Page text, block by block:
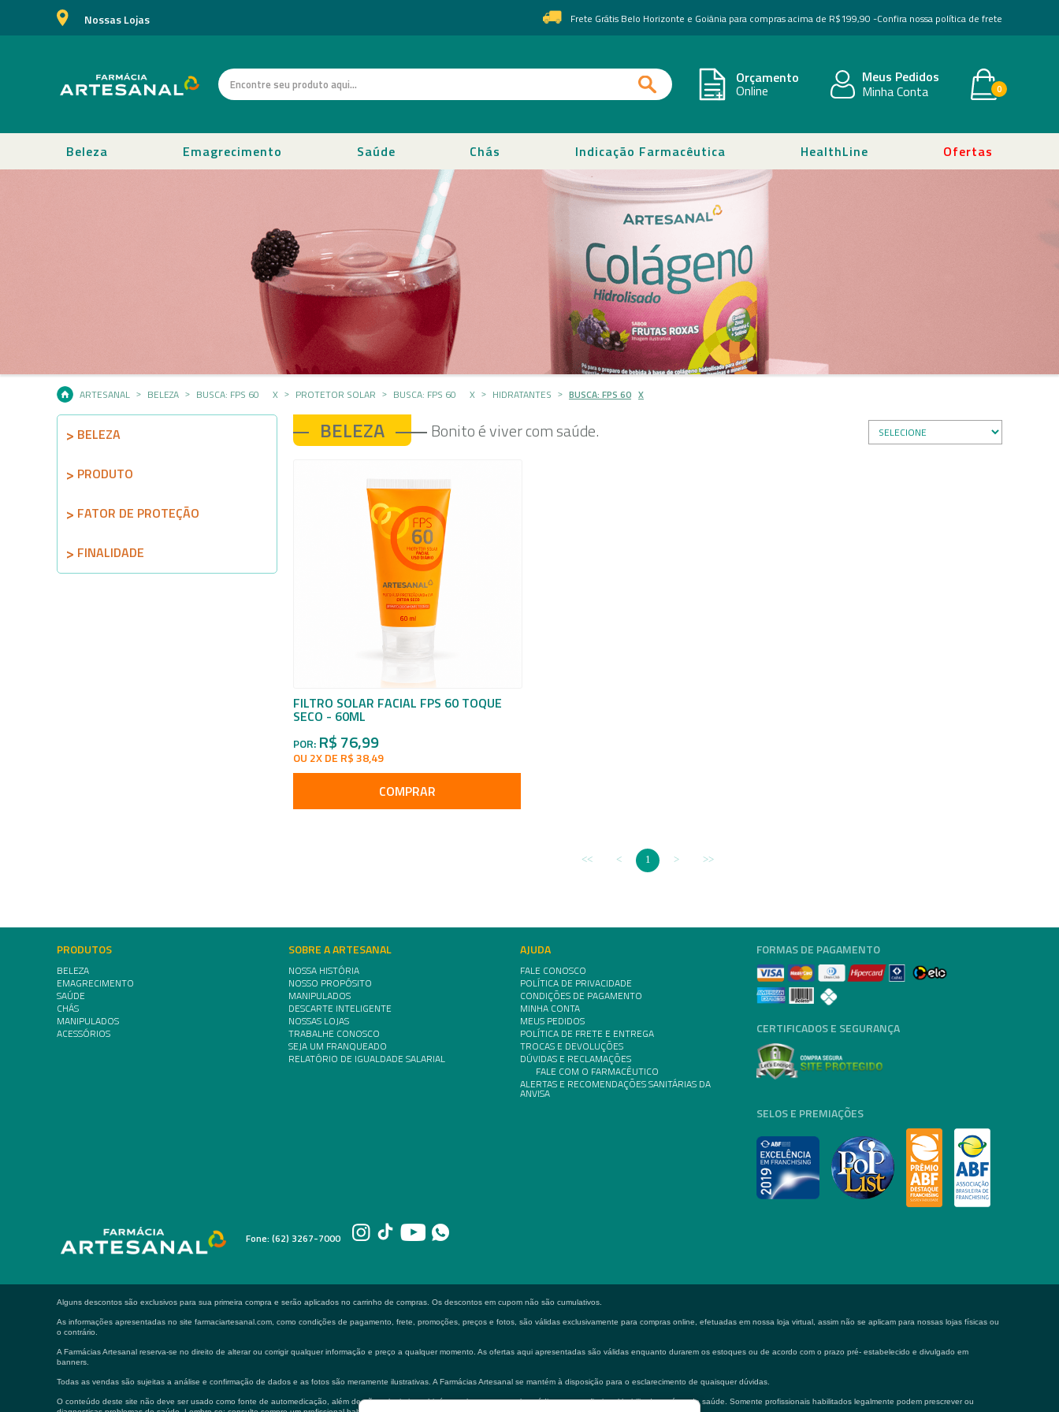
Nossas Lojas Frete Grátis Belo Horizonte e Goiânia para compras acima de R$199,90 -Confira nossa política de frete
Orçamento
Online
Meus Pedidos
Minha Conta 0
Beleza Emagrecimento Saúde Chás Indicação Farmacêutica HealthLine Ofertas
ARTESANAL BELEZA BUSCA: FPS 60 X PROTETOR SOLAR BUSCA: FPS 60 X HIDRATANTES BUSCA: FPS 60 X
BELEZA
PRODUTO
FATOR DE PROTEÇÃO
FINALIDADE
BELEZA Bonito é viver com saúde.
FILTRO SOLAR FACIAL FPS 60 TOQUE
SECO - 60ML
POR: R$ 76,99
OU 2X DE R$ 38,49
COMPRAR
1
PRODUTOS
BELEZA
EMAGRECIMENTO
SAÚDE
CHÁS
MANIPULADOS
ACESSÓRIOS
SOBRE A ARTESANAL
NOSSA HISTÓRIA
NOSSO PROPÓSITO
MANIPULADOS
DESCARTE INTELIGENTE
NOSSAS LOJAS
TRABALHE CONOSCO
SEJA UM FRANQUEADO
RELATÓRIO DE IGUALDADE SALARIAL
AJUDA
FALE CONOSCO
POLÍTICA DE PRIVACIDADE
CONDIÇÕES DE PAGAMENTO
MINHA CONTA
MEUS PEDIDOS
POLÍTICA DE FRETE E ENTREGA
TROCAS E DEVOLUÇÕES
DÚVIDAS E RECLAMAÇÕES
FALE COM O FARMACÊUTICO
ALERTAS E RECOMENDAÇÕES SANITÁRIAS DA
ANVISA
Fone: (62) 3267-7000
FORMAS DE PAGAMENTO
CERTIFICADOS E SEGURANÇA
SELOS E PREMIAÇÕES
Alguns descontos são exclusivos para sua primeira compra e serão aplicados no carrinho de compras. Os descontos em cupom não são cumulativos.
As informações apresentadas no site farmaciartesanal.com, como condições de pagamento, frete, promoções, preços e fotos, são válidas exclusivamente para compras online, efetuadas em nossa loja virtual, assim não se aplicam para nossas lojas físicas ou
o contrário.
A Farmácias Artesanal reserva-se no direito de alterar ou corrigir qualquer informação e preço a qualquer momento. As ofertas aqui apresentadas são válidas enquanto durarem os estoques ou de acordo com o prazo pré- estabelecido e divulgado em
banners.
Todas as vendas são sujeitas a análise e confirmação de dados e as fotos são meramente ilustrativas. A Farmácias Artesanal se mantém à disposição para o esclarecimento de quaisquer dúvidas.
O conteúdo deste site não deve ser usado como fonte de automedicação, além de não substituir em hipótese alguma a consulta médica e ou profissional habilitado na área de saúde. Somente profissionais habilitados legalmente podem prescrever ou